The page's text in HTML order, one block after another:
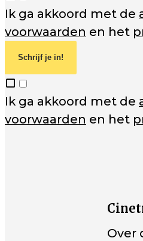
Ik ga akkoord met de
voorwaarden en het
Schrijf je in!
Ik ga akkoord met de
voorwaarden en het
Over